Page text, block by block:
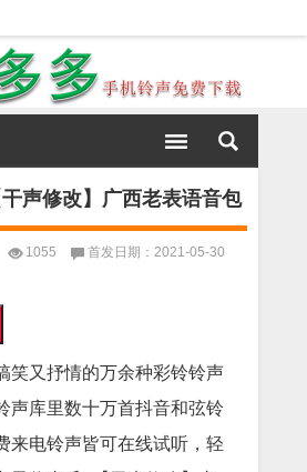
声修改】广西老表语音包
1055
首发日期：2021-05-30
笑又抒情的万余种彩铃铃声
声库里数十万首抖音和弦铃
来电铃声皆可在线试听，轻